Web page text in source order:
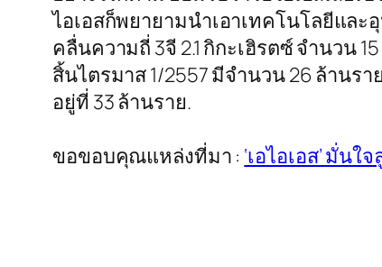
ไอเอสก็พยายามนำเอาเทคโนโลยีแล
คลื่นความถี่ 3จี 2.1 กิกะเฮิรตซ์ จำนวน
สิ้นไตรมาส 1/2557 มีจำนวน 26 ล้านร
อยู่ที่ 33 ล้านราย.
ขอขอบคุณแหล่งที่มา : ‘เอไอเอส’ มั่น